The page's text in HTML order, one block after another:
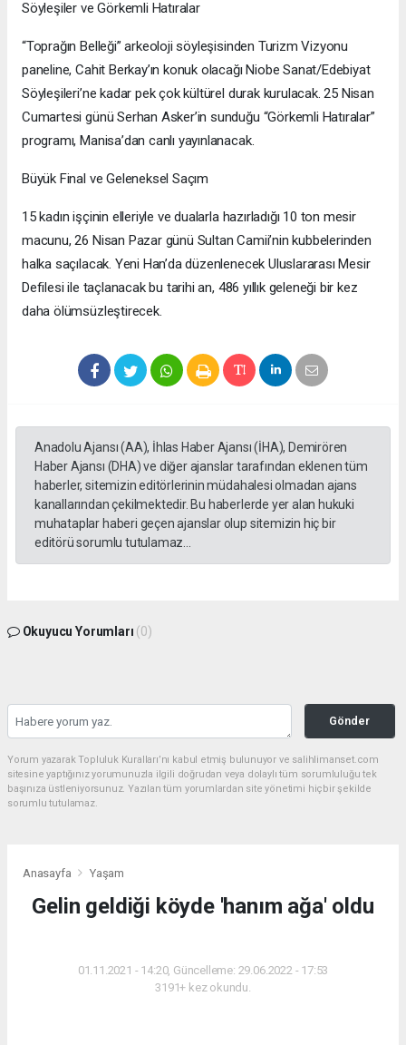
Söyleşiler ve Görkemli Hatıralar
“Toprağın Belleği” arkeoloji söyleşisinden Turizm Vizyonu
paneline, Cahit Berkay’ın konuk olacağı Niobe Sanat/Edebiyat
Söyleşileri’ne kadar pek çok kültürel durak kurulacak. 25 Nisan
Cumartesi günü Serhan Asker’in sunduğu “Görkemli Hatıralar”
programı, Manisa’dan canlı yayınlanacak.
Büyük Final ve Geleneksel Saçım
15 kadın işçinin elleriyle ve dualarla hazırladığı 10 ton mesir
macunu, 26 Nisan Pazar günü Sultan Camii’nin kubbelerinden
halka saçılacak. Yeni Han’da düzenlenecek Uluslararası Mesir
Defilesi ile taçlanacak bu tarihi an, 486 yıllık geleneği bir kez
daha ölümsüzleştirecek.
Anadolu Ajansı (AA), İhlas Haber Ajansı (İHA), Demirören
Haber Ajansı (DHA) ve diğer ajanslar tarafından eklenen tüm
haberler, sitemizin editörlerinin müdahalesi olmadan ajans
kanallarından çekilmektedir. Bu haberlerde yer alan hukuki
muhataplar haberi geçen ajanslar olup sitemizin hiç bir
editörü sorumlu tutulamaz...
Okuyucu Yorumları (0)
Gönder
Yorum yazarak Topluluk Kuralları’nı kabul etmiş bulunuyor ve salihlimanset.com
sitesine yaptığınız yorumunuzla ilgili doğrudan veya dolaylı tüm sorumluluğu tek
başınıza üstleniyorsunuz. Yazılan tüm yorumlardan site yönetimi hiçbir şekilde
sorumlu tutulamaz.
Anasayfa Yaşam
Gelin geldiği köyde 'hanım ağa' oldu
01.11.2021 - 14:20, Güncelleme: 29.06.2022 - 17:53
3191+ kez okundu.